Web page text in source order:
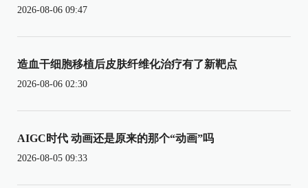
2026-08-06 09:47
造血干细胞移植后皮肤纤维化治疗有了新靶点
2026-08-06 02:30
AIGC时代 动画还是原来的那个“动画”吗
2026-08-05 09:33